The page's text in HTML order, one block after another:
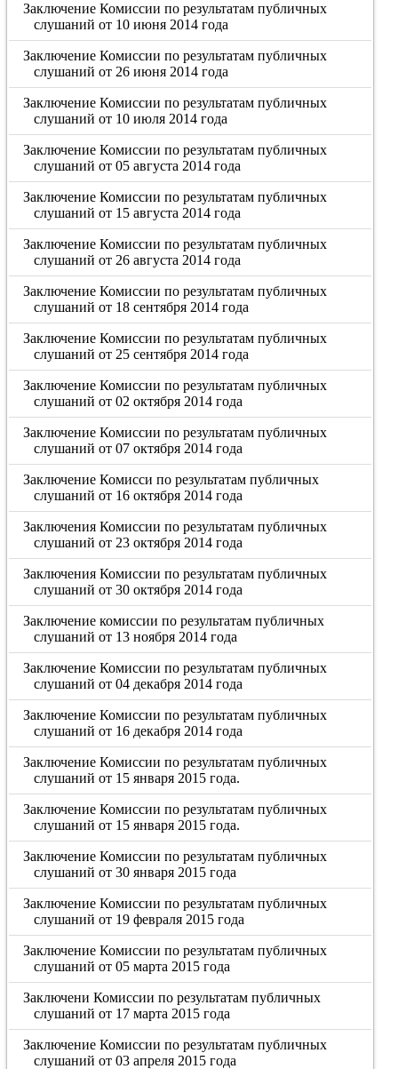
Заключение Комиссии по результатам публичных
слушаний от 10 июня 2014 года
Заключение Комиссии по результатам публичных
слушаний от 26 июня 2014 года
Заключение Комиссии по результатам публичных
слушаний от 10 июля 2014 года
Заключение Комиссии по результатам публичных
слушаний от 05 августа 2014 года
Заключение Комиссии по результатам публичных
слушаний от 15 августа 2014 года
Заключение Комиссии по результатам публичных
слушаний от 26 августа 2014 года
Заключение Комиссии по результатам публичных
слушаний от 18 сентября 2014 года
Заключение Комиссии по результатам публичных
слушаний от 25 сентября 2014 года
Заключение Комиссии по результатам публичных
слушаний от 02 октября 2014 года
Заключение Комиссии по результатам публичных
слушаний от 07 октября 2014 года
Заключение Комисси по результатам публичных
слушаний от 16 октября 2014 года
Заключения Комиссии по результатам публичных
слушаний от 23 октября 2014 года
Заключения Комиссии по результатам публичных
слушаний от 30 октября 2014 года
Заключение комиссии по результатам публичных
слушаний от 13 ноября 2014 года
Заключение Комиссии по результатам публичных
слушаний от 04 декабря 2014 года
Заключение Комиссии по результатам публичных
слушаний от 16 декабря 2014 года
Заключение Комиссии по результатам публичных
слушаний от 15 января 2015 года.
Заключение Комиссии по результатам публичных
слушаний от 15 января 2015 года.
Заключение Комиссии по результатам публичных
слушаний от 30 января 2015 года
Заключение Комиссии по результатам публичных
слушаний от 19 февраля 2015 года
Заключение Комиссии по результатам публичных
слушаний от 05 марта 2015 года
Заключени Комиссии по результатам публичных
слушаний от 17 марта 2015 года
Заключение Комиссии по результатам публичных
слушаний от 03 апреля 2015 года